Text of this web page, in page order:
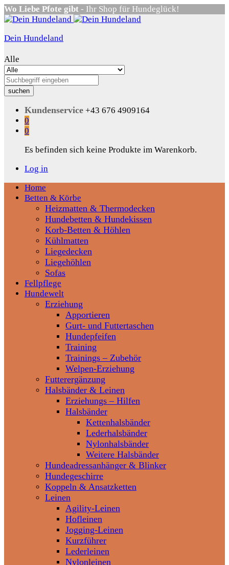
Wo Liebe Pfote gibt - Ihr Shop für Hundeglück!
Dein Hundeland
Alle
suchen
Kundenservice +43 676 4909164
0
0
Es befinden sich keine Produkte im Warenkorb.
Log in
Home
Betten & Körbe
Heizmatten & Thermodecken
Hundebetten & Hundekissen
Korb-Betten & Höhlen
Kühlmatten
Liegedecken
Liegehöhlen
Sofas
Fellpflege
Hundewelt
Erziehung
Apportieren
Gurt- und Futtertaschen
Hundepfeifen
Training
Trainings – Zubehör
Welpen-Erziehung
Futterergänzung
Halsbänder & Leinen
Erziehungs – Hilfen
Halsbänder
Kettenhalsbänder
Lederhalsbänder
Nylonhalsbänder
Weitere Halsbänder
Hundeadressanhänger & Blinker
Hundegeschirre
Koppeln & Ansatzketten
Leinen
Agility-Leinen
Hofleinen
Jogging-Leinen
Kurzführer
Lederleinen
Nylonleinen